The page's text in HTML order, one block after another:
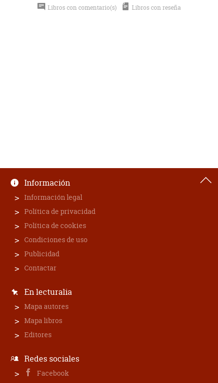
Libros con comentario(s) Libros con reseña
Información
Información legal
Política de privacidad
Política de cookies
Condiciones de uso
Publicidad
Contactar
En lecturalia
Mapa autores
Mapa libros
Editores
Redes sociales
Facebook